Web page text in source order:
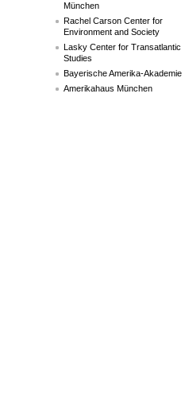
München
Rachel Carson Center for
Environment and Society
Lasky Center for Transatlantic
Studies
Bayerische Amerika-Akademie
Amerikahaus München